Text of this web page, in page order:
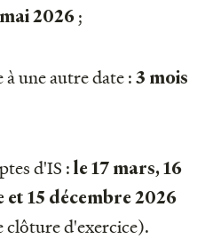
2026 ;
une autre date : 3 mois
d'IS : le 17 mars, 16
et 15 décembre 2026
clôture d'exercice).